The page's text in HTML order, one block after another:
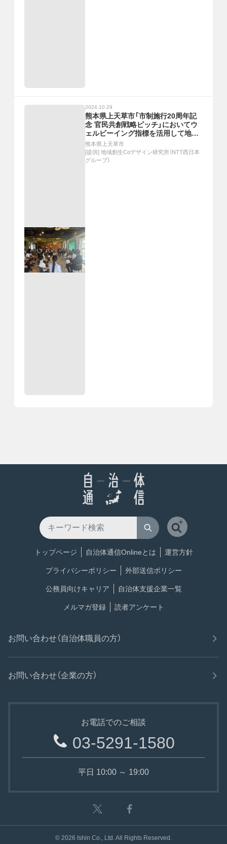
2024.10.29
熊本県上天草市「市制施行20周年記
念 官民共創戦略ピッチ」においてウ
ェルビーイング指標を活用して地元
高校生がまちづくり政策アイデアを
提案
熊本県上天草市
[提供] 地域創生Coデザイン研究所（NTT西日本
グループ）
トップページ 自治体通信Onlineとは 運営方針
プライバシーポリシー 外部送信ポリシー
公務員向けキャリア 自治体支援企業一覧
メルマガ登録 読者アンケート
お問い合わせ（自治体職員の方）
お問い合わせ（企業の方）
お電話でのご相談
03-5291-1580
平日 10:00 ～ 19:00
© 2026 Ishin Co., Ltd. All Rights Reserved.